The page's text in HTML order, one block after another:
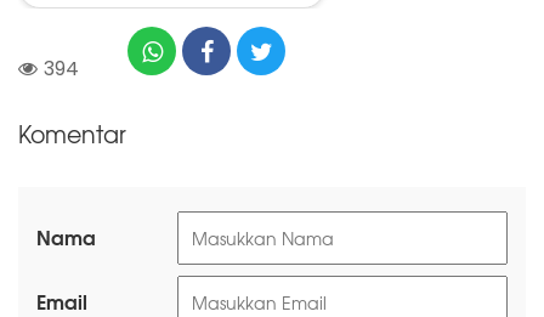
394
Komentar
Nama
Email